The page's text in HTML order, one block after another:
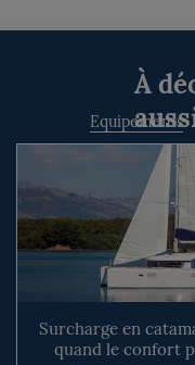
À
Equipements
Surcharge en
quand le confort